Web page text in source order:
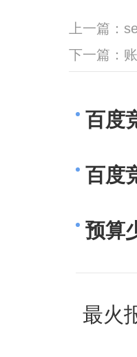
上一篇：
下一篇：
百度
百度
预算
最火